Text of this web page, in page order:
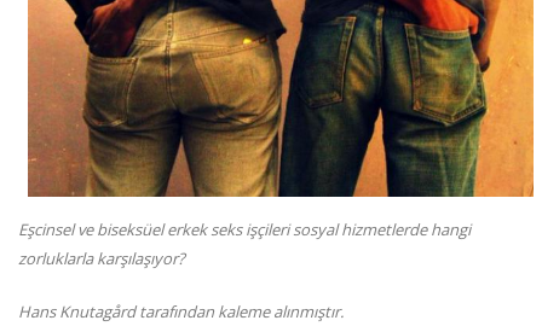
Eşcinsel ve biseksüel erkek seks işçileri sosyal hizmetlerde hangi
zorluklarla karşılaşıyor?
Hans Knutagård tarafından kaleme alınmıştır.